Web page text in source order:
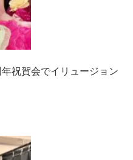
祝賀会でイリュージョン